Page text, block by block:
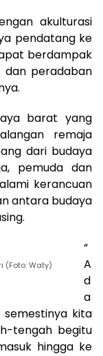
akulturasi
pendatang ke
berdampak
dan peradaban
barat yang
remaja
dari budaya
pemuda dan
kerancuan
antara budaya
(Foto: Waty)
“
A
d
a
semestinya kita
tengah begitu
hingga ke